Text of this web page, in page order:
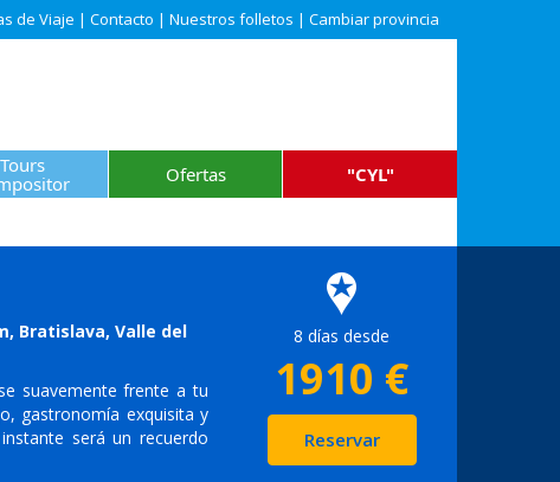
de Viaje | Contacto | Nuestros folletos | Cambiar provincia
Tours
Ofertas "CYL"
Bratislava, Valle del
suavemente frente a tu
gastronomía exquisita y
será un recuerdo
8 días desde
1910 €
Reservar